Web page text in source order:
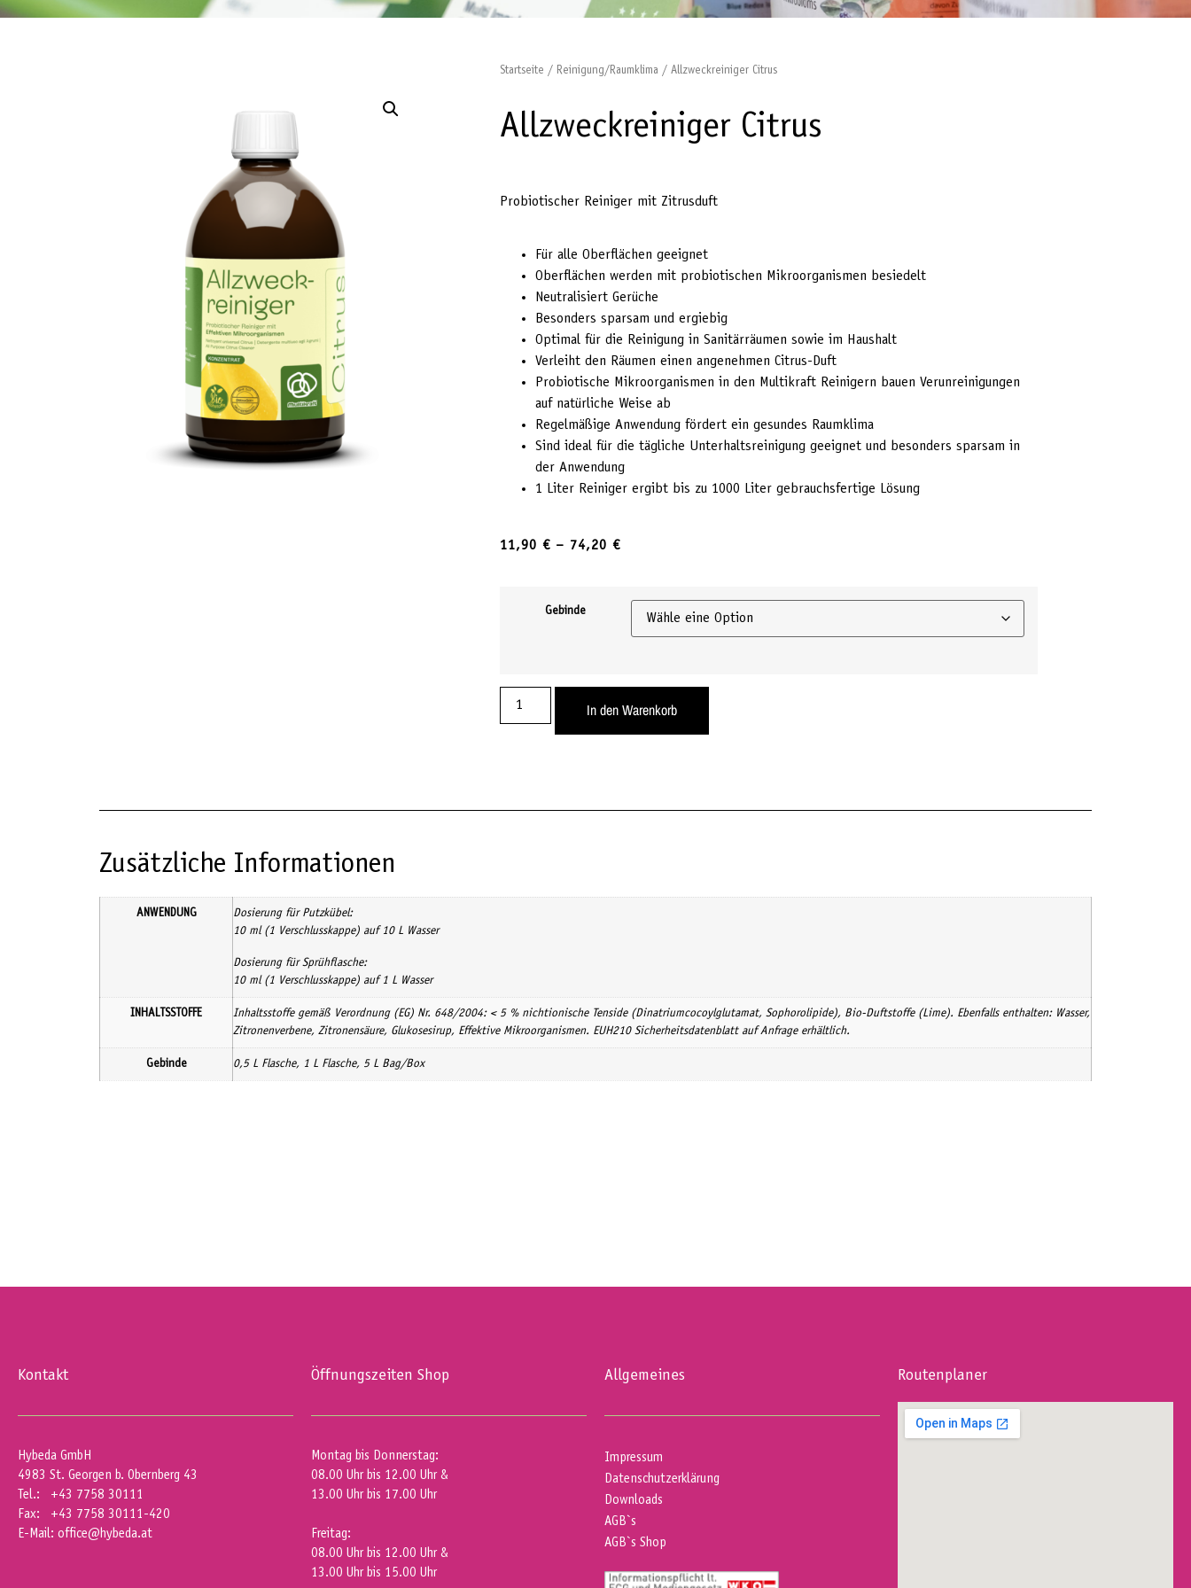
Startseite / Reinigung/Raumklima / Allzweckreiniger Citrus
Allzweckreiniger Citrus
Probiotischer Reiniger mit Zitrusduft
Für alle Oberflächen geeignet
Oberflächen werden mit probiotischen Mikroorganismen besiedelt
Neutralisiert Gerüche
Besonders sparsam und ergiebig
Optimal für die Reinigung in Sanitärräumen sowie im Haushalt
Verleiht den Räumen einen angenehmen Citrus-Duft
Probiotische Mikroorganismen in den Multikraft Reinigern bauen Verunreinigungen
auf natürliche Weise ab
Regelmäßige Anwendung fördert ein gesundes Raumklima
Sind ideal für die tägliche Unterhaltsreinigung geeignet und besonders sparsam in
der Anwendung
1 Liter Reiniger ergibt bis zu 1000 Liter gebrauchsfertige Lösung
11,90 € – 74,20 €
Gebinde
In den Warenkorb
Zusätzliche Informationen
ANWENDUNG
Dosierung für Putzkübel:
10 ml (1 Verschlusskappe) auf 10 L Wasser
Dosierung für Sprühflasche:
10 ml (1 Verschlusskappe) auf 1 L Wasser
INHALTSSTOFFE
Inhaltsstoffe gemäß Verordnung (EG) Nr. 648/2004: < 5 % nichtionische Tenside (Dinatriumcocoylglutamat, Sophorolipide), Bio-Duftstoffe (Lime). Ebenfalls enthalten: Wasser,
Zitronenverbene, Zitronensäure, Glukosesirup, Effektive Mikroorganismen. EUH210 Sicherheitsdatenblatt auf Anfrage erhältlich.
Gebinde 0,5 L Flasche, 1 L Flasche, 5 L Bag/Box
Kontakt
Hybeda GmbH
4983 St. Georgen b. Obernberg 43
Tel.: +43 7758 30111
Fax: +43 7758 30111-420
E-Mail: office@hybeda.at
Öffnungszeiten Shop
Montag bis Donnerstag:
08.00 Uhr bis 12.00 Uhr &
13.00 Uhr bis 17.00 Uhr
Freitag:
08.00 Uhr bis 12.00 Uhr &
13.00 Uhr bis 15.00 Uhr
Allgemeines
Impressum
Datenschutzerklärung
Downloads
AGB`s
AGB`s Shop
Routenplaner